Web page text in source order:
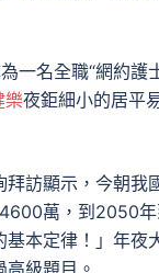
一名全職“網約
樂夜鉅細小的居平
訪顯示，今朝我
萬，到2050
本定律！」年
級題目。